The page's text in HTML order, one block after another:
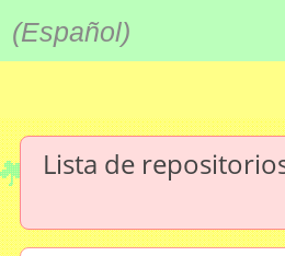
(Español)
Lista de